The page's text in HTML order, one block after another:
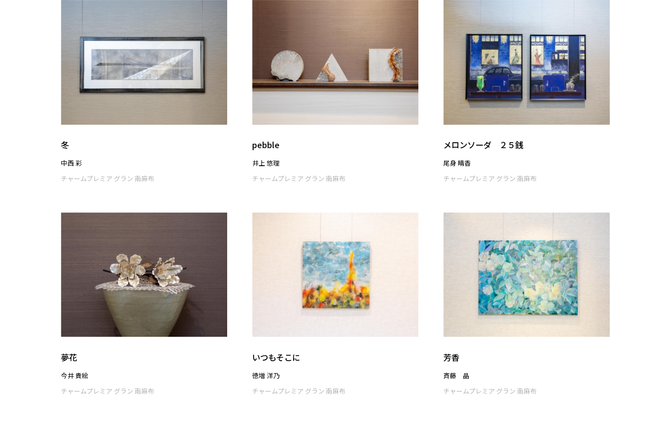
冬
中西 彩
チャームプレミア グラン 南麻布
pebble
井上 悠理
チャームプレミア グラン 南麻布
メロンソーダ ２５銭
尾身 晴香
チャームプレミア グラン 南麻布
夢花
今井 貴絵
チャームプレミア グラン 南麻布
いつもそこに
徳増 洋乃
チャームプレミア グラン 南麻布
芳香
斉藤 晶
チャームプレミア グラン 南麻布